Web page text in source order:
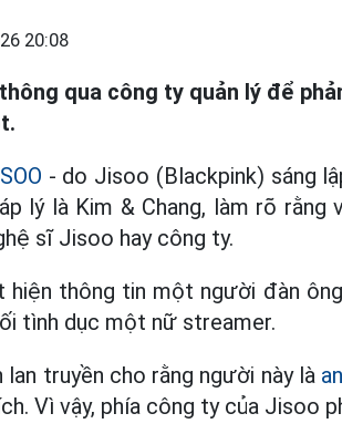
20:08
qua công ty quản lý để
- do Jisoo (Blackpink) sáng
lý là Kim & Chang, làm rõ rằng
sĩ Jisoo hay công ty.
hiện thông tin một người đàn
tình dục một nữ streamer.
truyền cho rằng người này là
Vì vậy, phía công ty của Jisoo